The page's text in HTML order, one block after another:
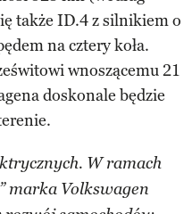
także ID.4 z silnikiem o
na cztery koła.
wnoszącemu 21
doskonale będzie
W ramach
marka Volkswagen